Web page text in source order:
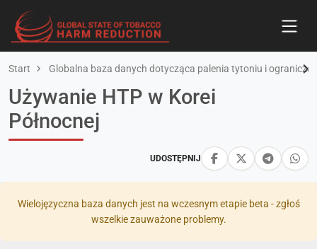
Start Globalna baza danych dotycząca palenia tytoniu i
UDOSTĘPNIJ
Używanie HTP w Korei
Północnej
Wielojęzyczna baza danych jest na wczesnym etapie beta - zgłoś
wszelkie zauważone problemy.